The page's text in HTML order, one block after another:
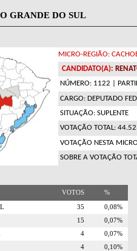
GRANDE DO SUL
MICRO-REGIÃO:
CANDIDATO(A):
NÚMERO: 1122 |
CARGO: DEPUTADO
SITUAÇÃO: SUPLENTE
VOTAÇÃO TOTAL:
VOTAÇÃO NESTA
SOBRE A VOTAÇÃO
VOTOS %
35
0,08%
15
0,07%
4
0,07%
4
0,10%